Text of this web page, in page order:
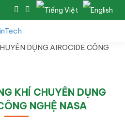
KHÍ CHUYÊN DỤNG
NGHỆ NASA